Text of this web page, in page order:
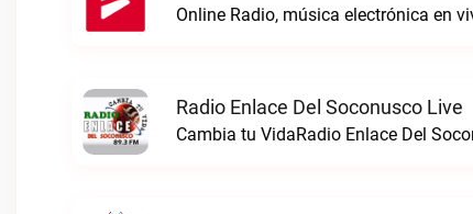
Radio Enlace Del Soconusco Live
Cambia tu VidaRadio Enlace Del